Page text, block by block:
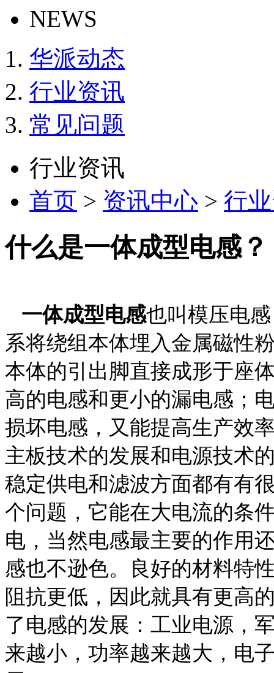
NEWS
华派动态
行业资讯
常见问题
行业资讯
首页 > 资讯中心 > 行
什么是一体成型电感？
一体成型电感也叫模压电
系将绕组本体埋入金属磁性
本体的引出脚直接成形于座
高的电感和更小的漏电感；
损坏电感，又能提高生产效
主板技术的发展和电源技术
稳定供电和滤波方面都有有
个问题，它能在大电流的条
电，当然电感最主要的作用
感也不逊色。良好的材料特
阻抗更低，因此就具有更高
了电感的发展：工业电源，
来越小，功率越来越大，电